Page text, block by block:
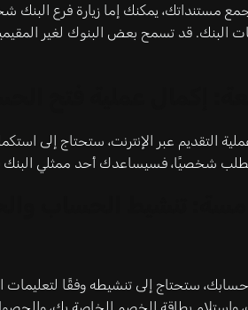
مستنداتك، يمكنك إما زيارة فرع
البنك. قد تسمح بعض البنوك لغير
عملية التقديم عبر الإنترنت، ستحتاج إلى
بطلب شخصيًا، فسيساعدك أحد ممثلي
ستحتاج إلى تنشيطه وفقًا